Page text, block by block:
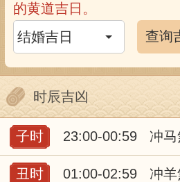
的黄道吉日。
查询
时辰吉凶
子时 23:00-00:59 冲
丑时 01:00-02:59 冲